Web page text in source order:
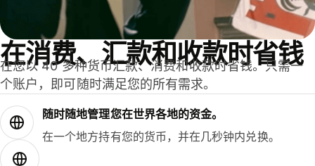
在消费、汇款和收款时省钱
在您以 40 多种货币汇款、消费和收款时省钱。只需一
个账户，即可随时满足您的所有需求。
随时随地管理您在世界各地的资金。
在一个地方持有您的货币，并在几秒钟内兑换。